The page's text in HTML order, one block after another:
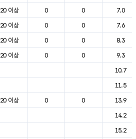
20 이상 0 0
7.0
20 이상 0 0
7.6
20 이상 0 0
8.3
20 이상 0 0
9.3
10.7
11.5
20 이상 0 0
13.9
14.2
15.2